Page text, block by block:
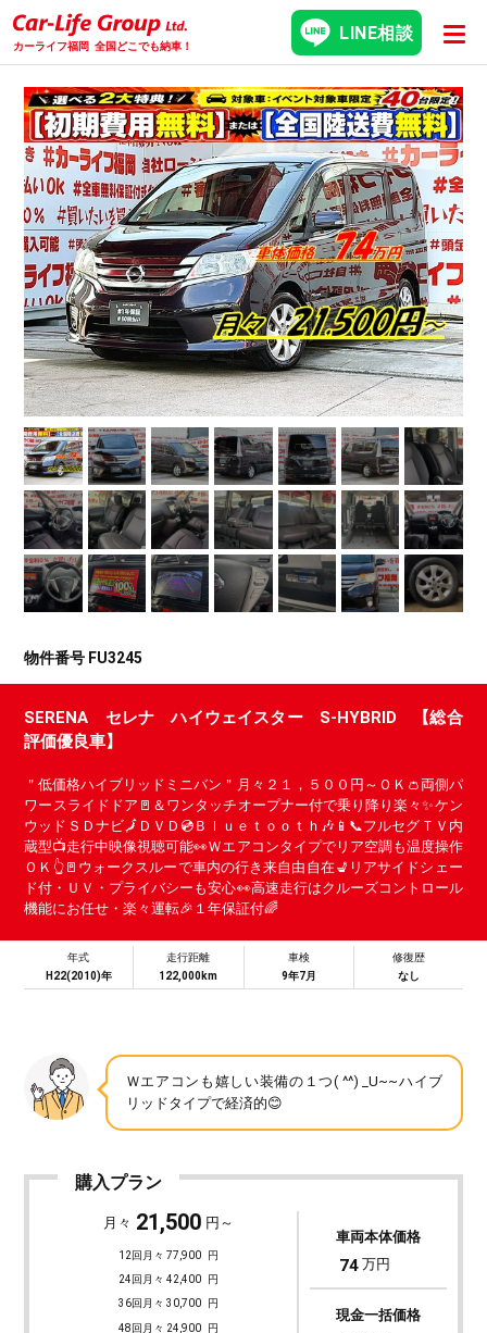
カーライフ福岡 全国どこでも納車！
LINE相談
物件番号 FU3245
SERENA セレナ ハイウェイスター S-HYBRID 【総合
評価優良車】
＂低価格ハイブリッドミニバン＂月々２１，５００円～ＯＫ👛両側パ
ワースライドドア🚪＆ワンタッチオープナー付で乗り降り楽々✨ケン
ウッドＳＤナビ🗾ＤＶＤ💿Ｂｌｕｅｔｏｏｔｈ🎶📱📞フルセグＴＶ内
蔵型📺走行中映像視聴可能👀Ｗエアコンタイプでリア空調も温度操作
ＯＫ👆🚪ウォークスルーで車内の行き来自由自在💺リアサイドシェー
ド付・ＵＶ・プライバシーも安心👀高速走行はクルーズコントロール
機能にお任せ・楽々運転🎉１年保証付🌈
年式
H22(2010)年
走行距離
122,000km
車検
9年7月
修復歴
なし
Ｗエアコンも嬉しい装備の１つ( ^^) _U~~ハイブ
リッドタイプで経済的😊
購入プラン
月々 21,500 円～
12回月々 77,900 円
24回月々 42,400 円
36回月々 30,700 円
48回月々 24,900 円
車両本体価格
74 万円
現金一括価格